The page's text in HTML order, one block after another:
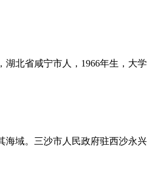
北省咸宁市人，1966年生，大学
域。三沙市人民政府驻西沙永兴